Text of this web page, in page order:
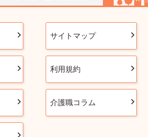
サイトマップ
利用規約
介護職コラム